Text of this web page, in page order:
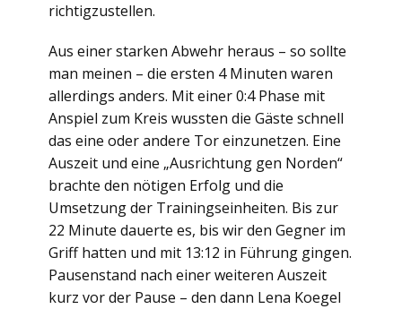
richtigzustellen.
Aus einer starken Abwehr heraus – so sollte
man meinen – die ersten 4 Minuten waren
allerdings anders. Mit einer 0:4 Phase mit
Anspiel zum Kreis wussten die Gäste schnell
das eine oder andere Tor einzunetzen. Eine
Auszeit und eine „Ausrichtung gen Norden“
brachte den nötigen Erfolg und die
Umsetzung der Trainingseinheiten. Bis zur
22 Minute dauerte es, bis wir den Gegner im
Griff hatten und mit 13:12 in Führung gingen.
Pausenstand nach einer weiteren Auszeit
kurz vor der Pause – den dann Lena Koegel